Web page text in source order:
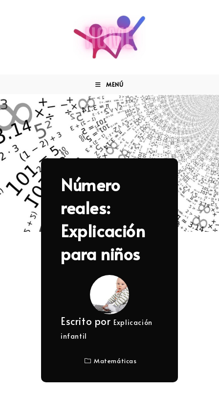
MENÚ
Número
reales:
Explicación
para niños
Escrito por Explicación
infantil
Matemáticas